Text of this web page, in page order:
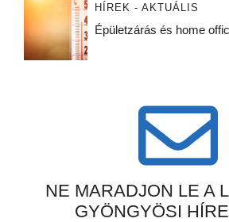
HÍREK - AKTUÁLIS
Épületzárás és home
NE MARADJON LE A
GYÖNGYÖSI